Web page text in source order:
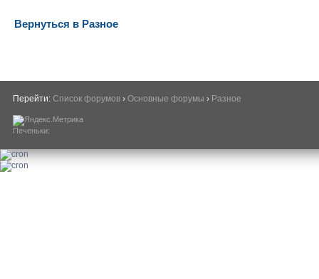
Вернуться в Разное
Перейти: Список форумов › Основные форумы › Разное
Печеньки: